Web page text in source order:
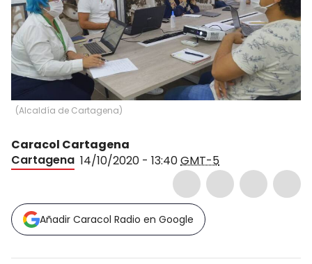
(Alcaldía de Cartagena)
Caracol Cartagena
Cartagena 14/10/2020 - 13:40GMT-5
Añadir Caracol Radio en Google